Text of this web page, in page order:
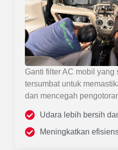
Ganti filter AC mobil yang
tersumbat untuk
dan mencegah
Udara lebih bersih
Meningkatkan